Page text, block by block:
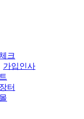
크
가입인사
터